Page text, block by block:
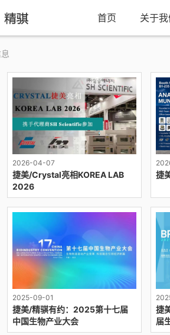
首页 关于我
2026-04-07
捷美/Crystal亮相KOREA LAB
2026
捷
2025-09-01
捷美/精骐有约：2025第十七届
中国生物产业大会
捷
届